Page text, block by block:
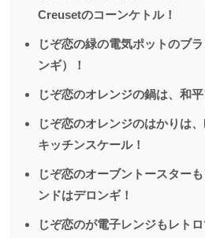
Creusetのコーンケトル！
じぞ恋の緑の電気ポットのブ
ンギ）！
じぞ恋のオレンジの鍋は、和
じぞ恋のオレンジのはかりは
キッチンスケール！
じぞ恋のオーブントースター
ンドはデロンギ！
じぞ恋のが電子レンジもレト